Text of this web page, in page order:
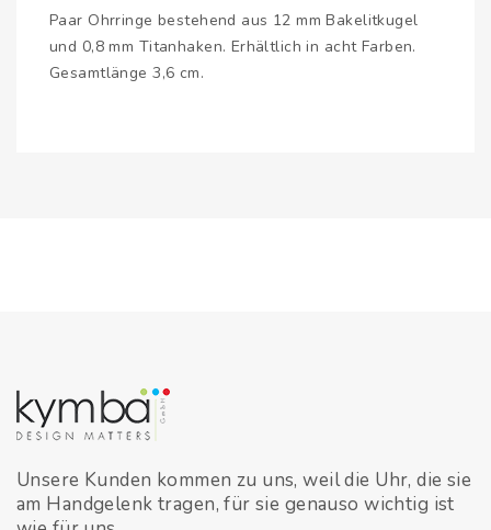
Paar Ohrringe bestehend aus 12 mm Bakelitkugel
und 0,8 mm Titanhaken. Erhältlich in acht Farben.
Gesamtlänge 3,6 cm.
Unsere Kunden kommen zu uns, weil die Uhr, die sie
am Handgelenk tragen, für sie genauso wichtig ist